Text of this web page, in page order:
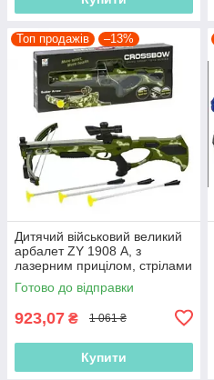
Топ продажів –13%
Дитячий військовий великий
арбалет ZY 1908 А, з
лазерним прицілом, стрілами
на присосках, довжина 60 см
Готово до відправки
923,07 ₴ 1 061 ₴
Купити